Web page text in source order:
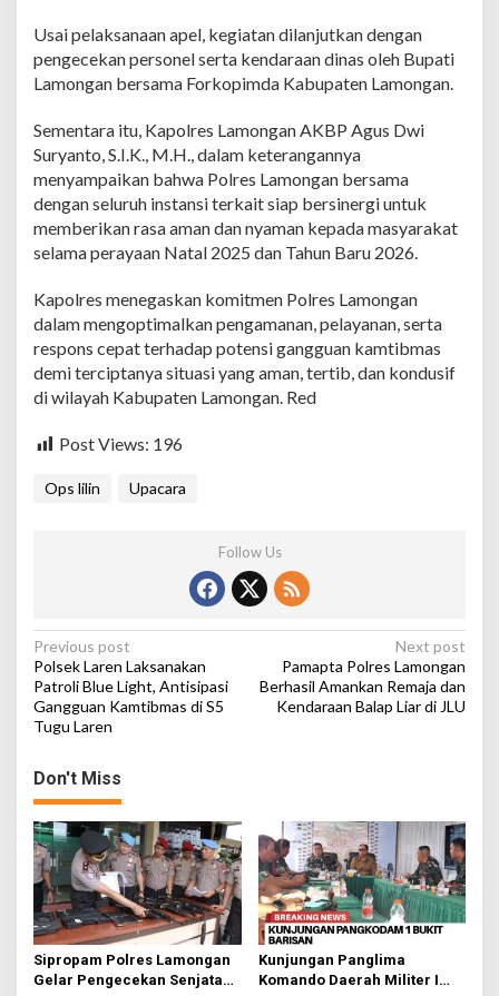
Usai pelaksanaan apel, kegiatan dilanjutkan dengan
pengecekan personel serta kendaraan dinas oleh Bupati
Lamongan bersama Forkopimda Kabupaten Lamongan.
Sementara itu, Kapolres Lamongan AKBP Agus Dwi
Suryanto, S.I.K., M.H., dalam keterangannya
menyampaikan bahwa Polres Lamongan bersama
dengan seluruh instansi terkait siap bersinergi untuk
memberikan rasa aman dan nyaman kepada masyarakat
selama perayaan Natal 2025 dan Tahun Baru 2026.
Kapolres menegaskan komitmen Polres Lamongan
dalam mengoptimalkan pengamanan, pelayanan, serta
respons cepat terhadap potensi gangguan kamtibmas
demi terciptanya situasi yang aman, tertib, dan kondusif
di wilayah Kabupaten Lamongan. Red
Post Views: 196
Ops lilin Upacara
Follow Us
P
o
s
n
a
v
i
g
a
t
Previous post
Polsek Laren Laksanakan
Patroli Blue Light, Antisipasi
Gangguan Kamtibmas di S5
Tugu Laren
Next post
Pamapta Polres Lamongan
Berhasil Amankan Remaja dan
Kendaraan Balap Liar di JLU
Don't Miss
Sipropam Polres Lamongan
Gelar Pengecekan Senjata
Kunjungan Panglima
Komando Daerah Militer I